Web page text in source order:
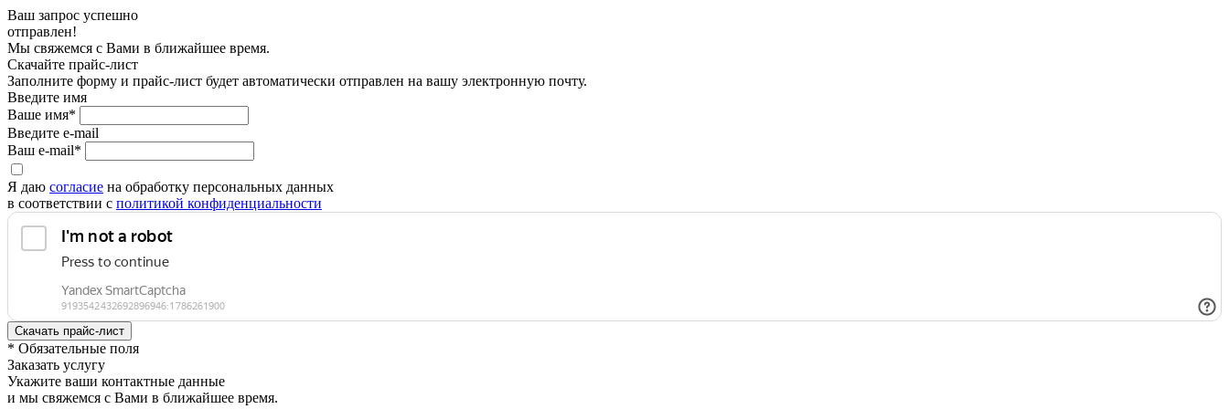
Ваш запрос успешно
отправлен!
Мы свяжемся с Вами в ближайшее время.
Скачайте прайс-лист
Заполните форму и прайс-лист будет автоматически отправлен на вашу электронную почту.
Введите имя
Ваше имя*
Введите e-mail
Ваш e-mail*
Я даю согласие на обработку персональных данных
в соответствии с политикой конфиденциальности
* Обязательные поля
Заказать услугу
Укажите ваши контактные данные
и мы свяжемся с Вами в ближайшее время.